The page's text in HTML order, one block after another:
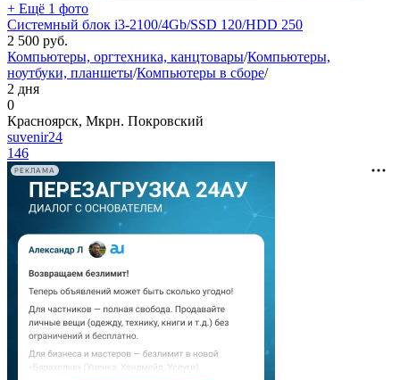
+ Ещё 1 фото
Системный блок i3-2100/4Gb/SSD 120/HDD 250
2 500 руб.
Компьютеры, оргтехника, канцтовары/Компьютеры,
ноутбуки, планшеты/Компьютеры в сборе/
2 дня
0
Красноярск, Мкрн. Покровский
suvenir24
146
РЕКЛАМА